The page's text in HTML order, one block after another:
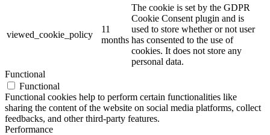
viewed_cookie_policy
11
months
The cookie is set by the GDPR
Cookie Consent plugin and is
used to store whether or not user
has consented to the use of
cookies. It does not store any
personal data.
Functional
Functional
Functional cookies help to perform certain functionalities like
sharing the content of the website on social media platforms, collect
feedbacks, and other third-party features.
Performance